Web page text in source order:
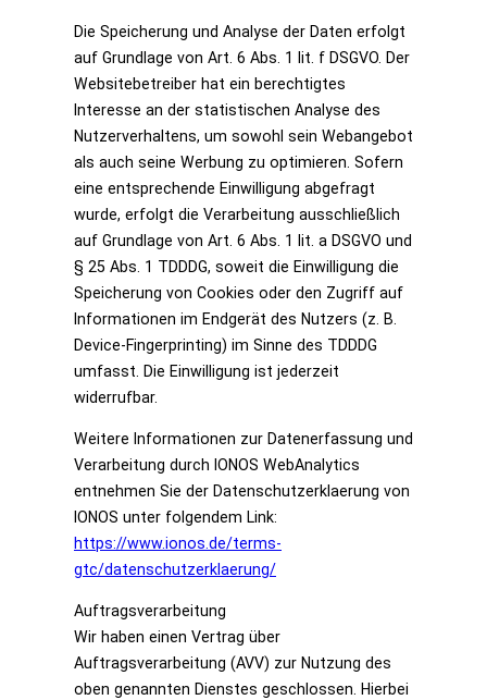
Die Speicherung und Analyse der Daten erfolgt
auf Grundlage von Art. 6 Abs. 1 lit. f DSGVO. Der
Websitebetreiber hat ein berechtigtes
Interesse an der statistischen Analyse des
Nutzerverhaltens, um sowohl sein Webangebot
als auch seine Werbung zu optimieren. Sofern
eine entsprechende Einwilligung abgefragt
wurde, erfolgt die Verarbeitung ausschließlich
auf Grundlage von Art. 6 Abs. 1 lit. a DSGVO und
§ 25 Abs. 1 TDDDG, soweit die Einwilligung die
Speicherung von Cookies oder den Zugriff auf
Informationen im Endgerät des Nutzers (z. B.
Device-Fingerprinting) im Sinne des TDDDG
umfasst. Die Einwilligung ist jederzeit
widerrufbar.
Weitere Informationen zur Datenerfassung und
Verarbeitung durch IONOS WebAnalytics
entnehmen Sie der Datenschutzerklaerung von
IONOS unter folgendem Link:
https://www.ionos.de/terms-
gtc/datenschutzerklaerung/
Auftragsverarbeitung
Wir haben einen Vertrag über
Auftragsverarbeitung (AVV) zur Nutzung des
oben genannten Dienstes geschlossen. Hierbei